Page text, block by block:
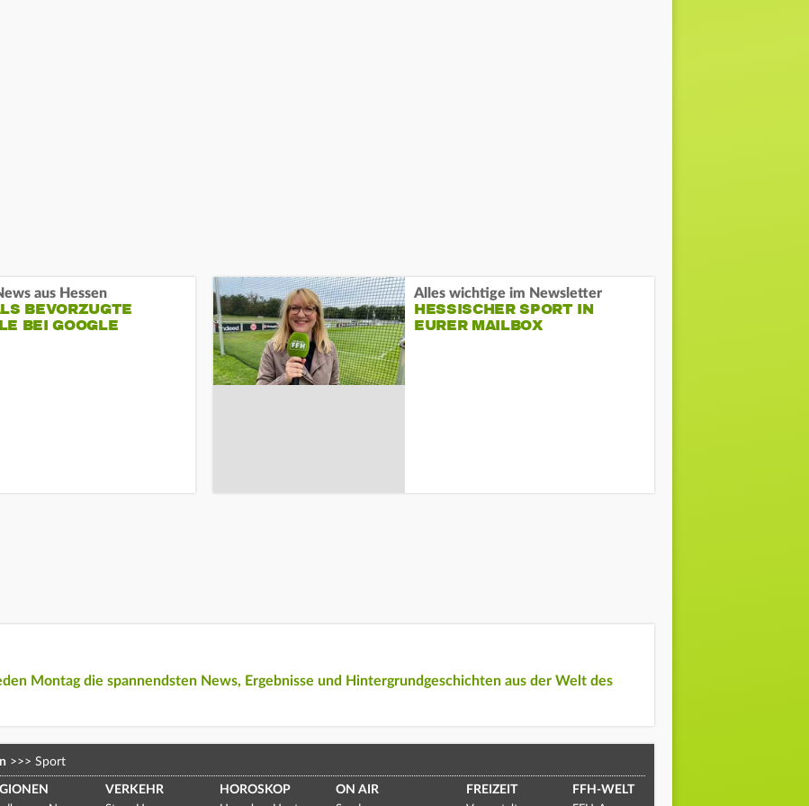
aus Hessen
BEVORZUGTE
BEI GOOGLE
Alles wichtige im Newsletter
HESSISCHER SPORT IN
EURER MAILBOX
Montag die spannendsten News, Ergebnisse und Hintergrundgeschichten aus der Welt des
>>> Sport
VERKEHR HOROSKOP ON AIR FREIZEIT FFH-WELT